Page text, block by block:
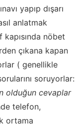
yapıp dışarı
anlatmak
kapısında nöbet
çıkana kapan
( genellikle
soruyorlar:
olduğun cevaplar
telefon,
ortama